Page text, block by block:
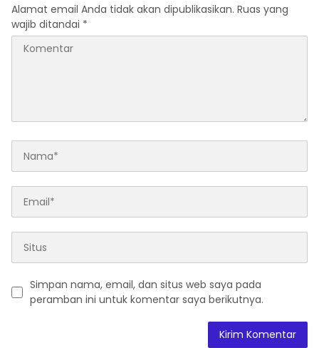
Alamat email Anda tidak akan dipublikasikan. Ruas yang
wajib ditandai *
Simpan nama, email, dan situs web saya pada
peramban ini untuk komentar saya berikutnya.